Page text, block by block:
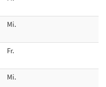
Mi.
Fr.
Mi.